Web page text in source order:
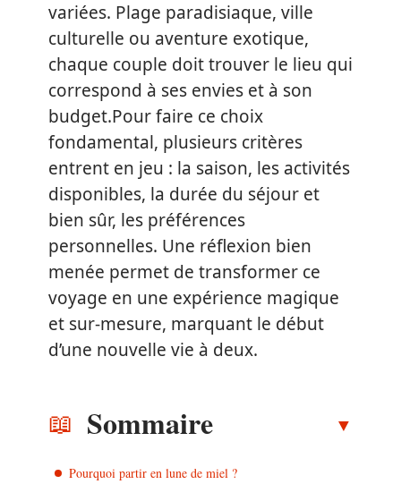
variées. Plage paradisiaque, ville
culturelle ou aventure exotique,
chaque couple doit trouver le lieu qui
correspond à ses envies et à son
budget.Pour faire ce choix
fondamental, plusieurs critères
entrent en jeu : la saison, les activités
disponibles, la durée du séjour et
bien sûr, les préférences
personnelles. Une réflexion bien
menée permet de transformer ce
voyage en une expérience magique
et sur-mesure, marquant le début
d’une nouvelle vie à deux.
Sommaire
Pourquoi partir en lune de miel ?